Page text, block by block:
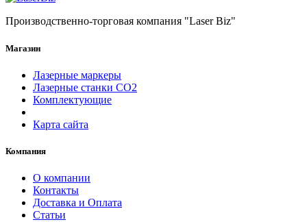
Производственно-торговая компания "Laser Biz"
Магазин
Лазерные маркеры
Лазерные станки СО2
Комплектующие
Карта сайта
Компания
О компании
Контакты
Доставка и Оплата
Статьи